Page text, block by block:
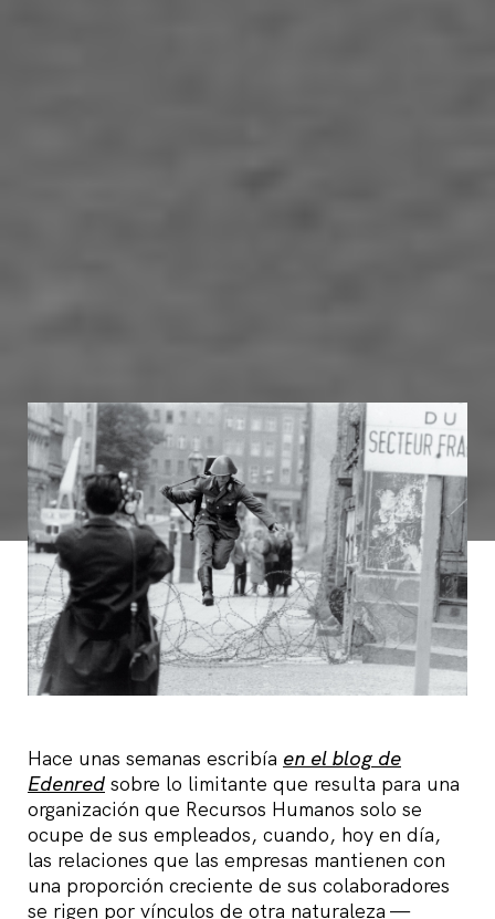
Hace unas semanas escribía en el blog de
Edenred sobre lo limitante que resulta para una
organización que Recursos Humanos solo se
ocupe de sus empleados, cuando, hoy en día,
las relaciones que las empresas mantienen con
una proporción creciente de sus colaboradores
se rigen por vínculos de otra naturaleza —